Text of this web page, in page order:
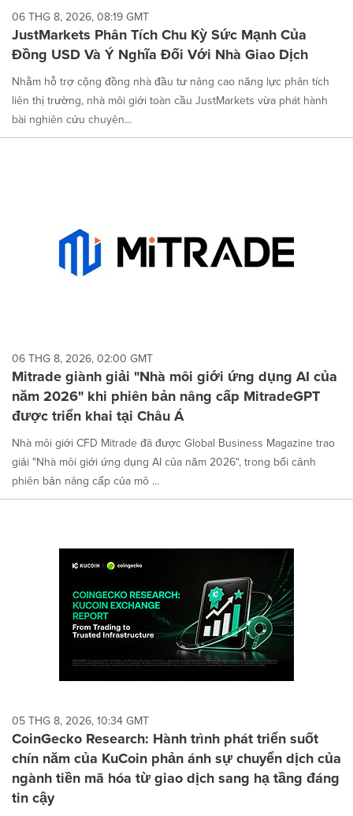
06 THG 8, 2026, 08:19 GMT
JustMarkets Phân Tích Chu Kỳ Sức Mạnh Của
Đồng USD Và Ý Nghĩa Đối Với Nhà Giao Dịch
Nhằm hỗ trợ cộng đồng nhà đầu tư nâng cao năng lực phân tích
liên thị trường, nhà môi giới toàn cầu JustMarkets vừa phát hành
bài nghiên cứu chuyên...
06 THG 8, 2026, 02:00 GMT
Mitrade giành giải "Nhà môi giới ứng dụng AI của
năm 2026" khi phiên bản nâng cấp MitradeGPT
được triển khai tại Châu Á
Nhà môi giới CFD Mitrade đã được Global Business Magazine trao
giải "Nhà môi giới ứng dụng AI của năm 2026", trong bối cảnh
phiên bản nâng cấp của mô ...
05 THG 8, 2026, 10:34 GMT
CoinGecko Research: Hành trình phát triển suốt
chín năm của KuCoin phản ánh sự chuyển dịch của
ngành tiền mã hóa từ giao dịch sang hạ tầng đáng
tin cậy